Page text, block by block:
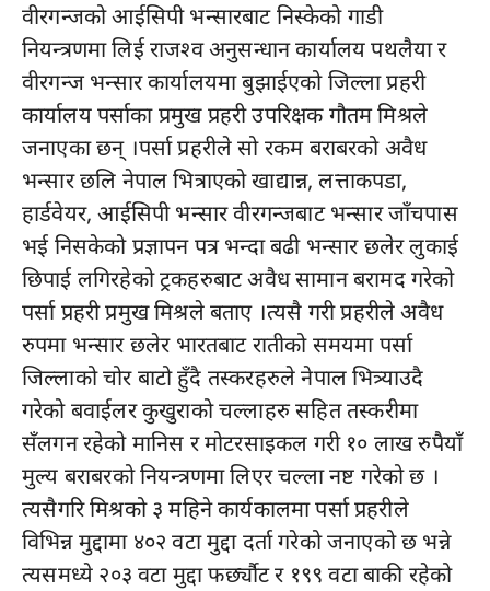
वीरगन्जको आईसिपी भन्सारबाट निस्केको गाडी
नियन्त्रणमा लिई राजश्व अनुसन्धान कार्यालय पथलैया र
वीरगन्ज भन्सार कार्यालयमा बुझाईएको जिल्ला प्रहरी
कार्यालय पर्साका प्रमुख प्रहरी उपरिक्षक गौतम मिश्रले
जनाएका छन् ।पर्सा प्रहरीले सो रकम बराबरको अवैध
भन्सार छलि नेपाल भित्राएको खाद्यान्न, लत्ताकपडा,
हार्डवेयर, आईसिपी भन्सार वीरगन्जबाट भन्सार जाँचपास
भई निसकेको प्रज्ञापन पत्र भन्दा बढी भन्सार छलेर लुकाई
छिपाई लगिरहेको ट्रकहरुबाट अवैध सामान बरामद गरेको
पर्सा प्रहरी प्रमुख मिश्रले बताए ।त्यसै गरी प्रहरीले अवैध
रुपमा भन्सार छलेर भारतबाट रातीको समयमा पर्सा
जिल्लाको चोर बाटो हुँदै तस्करहरुले नेपाल भित्र्याउदै
गरेको बवाईलर कुखुराको चल्लाहरु सहित तस्करीमा
सँलगन रहेको मानिस र मोटरसाइकल गरी १० लाख रुपैयाँ
मुल्य बराबरको नियन्त्रणमा लिएर चल्ला नष्ट गरेको छ ।
त्यसैगरि मिश्रको ३ महिने कार्यकालमा पर्सा प्रहरीले
विभिन्न मुद्दामा ४०२ वटा मुद्दा दर्ता गरेको जनाएको छ भन्ने
त्यसमध्ये २०३ वटा मुद्दा फर्छ्यौट र १९९ वटा बाकी रहेको